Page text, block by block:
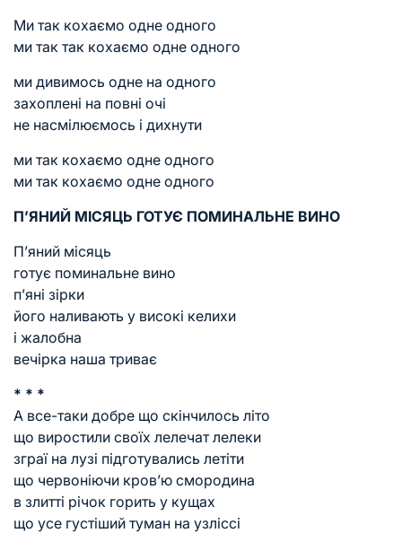
Ми так кохаємо одне одного
ми так так кохаємо одне одного
ми дивимось одне на одного
захоплені на повні очі
не насмілюємось і дихнути
ми так кохаємо одне одного
ми так кохаємо одне одного
П’ЯНИЙ МІСЯЦЬ ГОТУЄ ПОМИНАЛЬНЕ ВИНО
П’яний місяць
готує поминальне вино
п’яні зірки
його наливають у високі келихи
і жалобна
вечірка наша триває
* * *
А все-таки добре що скінчилось літо
що виростили своїх лелечат лелеки
зграї на лузі підготувались летіти
що червоніючи кров’ю смородина
в злитті річок горить у кущах
що усе густіший туман на узліссі